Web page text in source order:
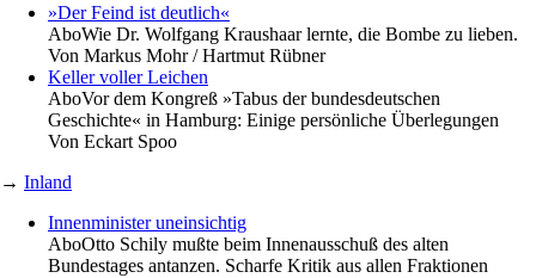
»Der Feind ist deutlich«
AboWie Dr. Wolfgang Kraushaar lernte, die Bombe zu lieben.
Von Markus Mohr / Hartmut Rübner
Keller voller Leichen
AboVor dem Kongreß »Tabus der bundesdeutschen
Geschichte« in Hamburg: Einige persönliche Überlegungen
Von Eckart Spoo
→ Inland
Innenminister uneinsichtig
AboOtto Schily mußte beim Innenausschuß des alten
Bundestages antanzen. Scharfe Kritik aus allen Fraktionen